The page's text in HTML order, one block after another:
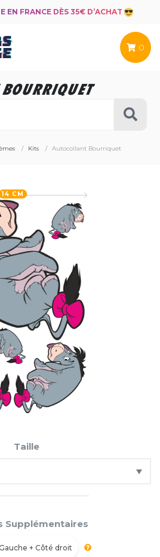
EN FRANCE DÈS 35€ D’ACHAT
0
Kits Autocollant Bourriquet
14 CM
Taille
Supplémentaires
+ Côté droit